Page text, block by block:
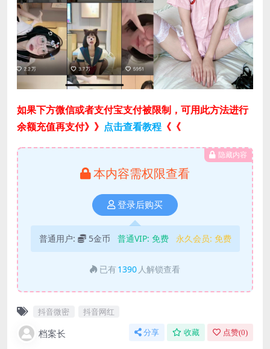
如果下方微信或者支付宝支付被限制，可用此方法进行
余额充值再支付》》 点击查看教程 《《
隐藏内容
本内容需权限查看
登录后购买
普通用户: 5金币 普通VIP: 免费 永久会员: 免费
已有 1390 人解锁查看
抖音微密 抖音网红
档案长 分享 收藏 点赞(0)